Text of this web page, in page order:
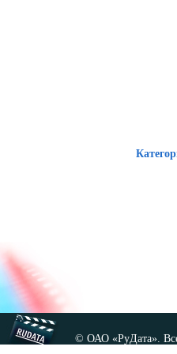
© ОАО «РуДата».